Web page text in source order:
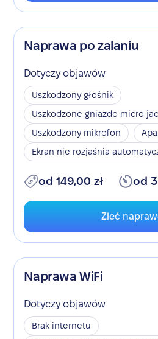
Naprawa po zalaniu
Dotyczy objawów
Uszkodzony głośnik
Uszkodzone gniazdo micro
Uszkodzony mikrofon
Ekran nie rozjaśnia
od 149,00 zł od
Zleć
Naprawa WiFi
Dotyczy objawów
Brak internetu